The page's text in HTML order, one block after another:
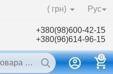
Рус
( грн)
+380(98)600-42-15
+380(96)614-96-15
0